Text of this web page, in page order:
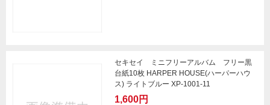
セキセイ ミニフリーアルバム フリー黒
台紙10枚 HARPER HOUSE(ハーパーハウ
ス) ライトブルー XP-1001-11
1,600円